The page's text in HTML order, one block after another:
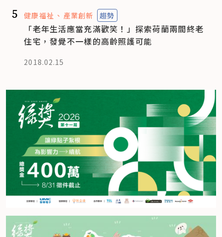
5 健康福祉 產業創新 趨勢
「老年生活應當充滿歡笑！」探索荷蘭兩間終老
住宅，發覺不一樣的高齡照護可能
2018.02.15